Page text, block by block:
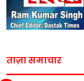
ताज़ा समाचार